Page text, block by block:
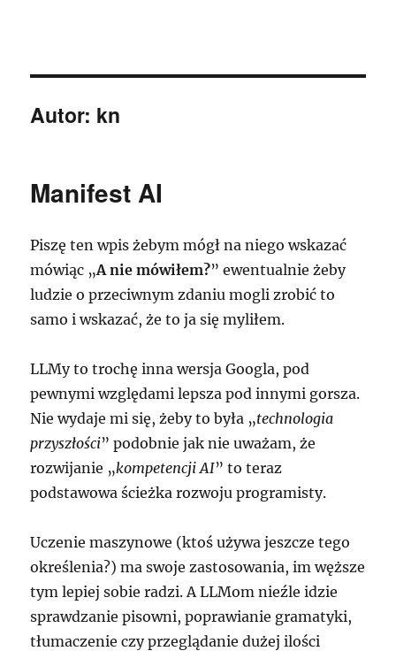
Autor: kn
Manifest AI
Piszę ten wpis żebym mógł na niego wskazać
mówiąc „A nie mówiłem?” ewentualnie żeby
ludzie o przeciwnym zdaniu mogli zrobić to
samo i wskazać, że to ja się myliłem.
LLMy to trochę inna wersja Googla, pod
pewnymi względami lepsza pod innymi gorsza.
Nie wydaje mi się, żeby to była „technologia
przyszłości” podobnie jak nie uważam, że
rozwijanie „kompetencji AI” to teraz
podstawowa ścieżka rozwoju programisty.
Uczenie maszynowe (ktoś używa jeszcze tego
określenia?) ma swoje zastosowania, im węższe
tym lepiej sobie radzi. A LLMom nieźle idzie
sprawdzanie pisowni, poprawianie gramatyki,
tłumaczenie czy przeglądanie dużej ilości